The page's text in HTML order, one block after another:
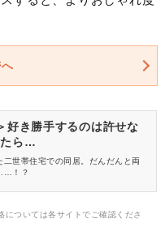
好き勝手するのは許せな
たら…
世帯住宅での同居。だんだんと両
！？
ついては各サイトでご確認くださ